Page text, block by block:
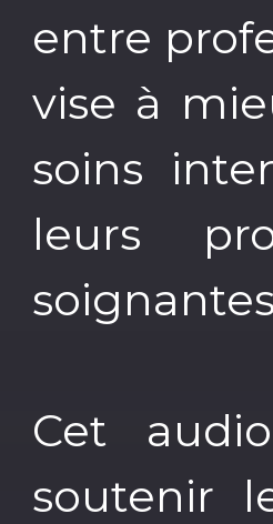
entre
vise à
soins
leurs
Cet
soutenir